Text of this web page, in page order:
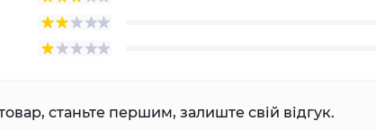
станьте першим, залиште свій відгук.